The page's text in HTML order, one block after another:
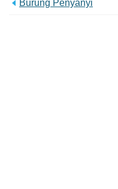
Burung Penyanyi